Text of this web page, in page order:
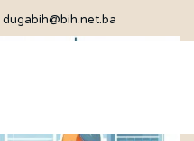
dugabih@bih.net.ba